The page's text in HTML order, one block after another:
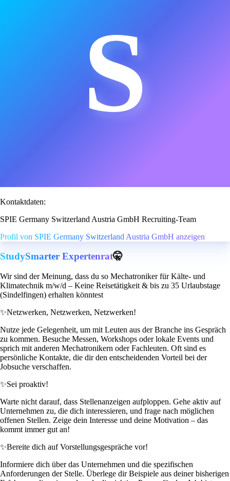
S
Kontaktdaten:
SPIE Germany Switzerland Austria GmbH Recruiting-Team
Profil von SPIE Germany Switzerland Austria GmbH anzeigen
StudySmarter Expertenrat🤫
Wir sind der Meinung, dass du so Mechatroniker für Kälte- und
Klimatechnik m/w/d – Keine Reisetätigkeit & bis zu 35 Urlaubstage
(Sindelfingen) erhalten könntest
✨Netzwerken, Netzwerken, Netzwerken!
Nutze jede Gelegenheit, um mit Leuten aus der Branche ins Gespräch
zu kommen. Besuche Messen, Workshops oder lokale Events und
sprich mit anderen Mechatronikern oder Fachleuten. Oft sind es
persönliche Kontakte, die dir den entscheidenden Vorteil bei der
Jobsuche verschaffen.
✨Sei proaktiv!
Warte nicht darauf, dass Stellenanzeigen aufploppen. Gehe aktiv auf
Unternehmen zu, die dich interessieren, und frage nach möglichen
offenen Stellen. Zeige dein Interesse und deine Motivation – das
kommt immer gut an!
✨Bereite dich auf Vorstellungsgespräche vor!
Informiere dich über das Unternehmen und die spezifischen
Anforderungen der Stelle. Überlege dir Beispiele aus deiner bisherigen